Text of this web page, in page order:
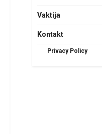
Vaktija
Kontakt
Privacy Policy